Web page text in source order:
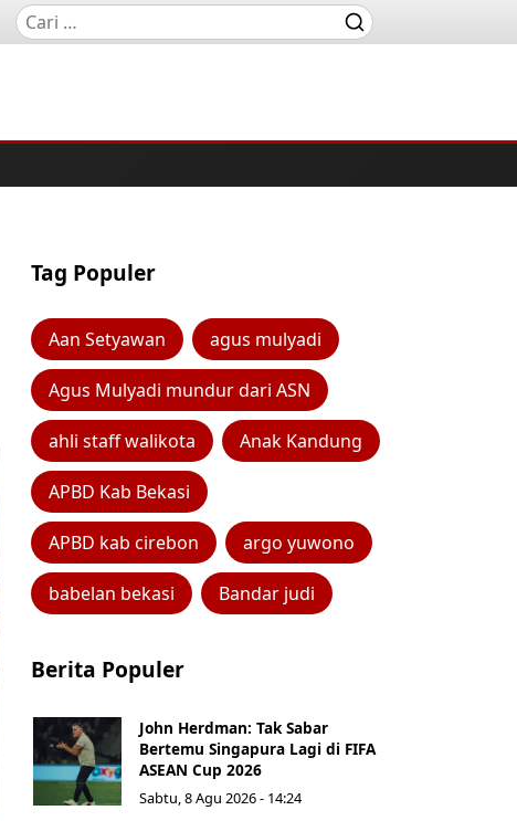
Tag Populer
Aan Setyawan agus mulyadi
Agus Mulyadi mundur dari ASN
ahli staff walikota Anak Kandung
APBD Kab Bekasi
APBD kab cirebon argo yuwono
babelan bekasi Bandar judi
Berita Populer
John Herdman: Tak Sabar
Bertemu Singapura Lagi di FIFA
ASEAN Cup 2026
Sabtu, 8 Agu 2026 - 14:24